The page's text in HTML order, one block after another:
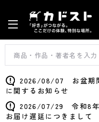
2026/08/07 お盆期
に関するお知らせ
2026/07/29 令和8年
お届け遅延につきまして